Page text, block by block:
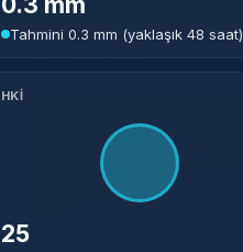
Tahmini 0.3 mm (yaklaşık 48 saat)
HKİ
25